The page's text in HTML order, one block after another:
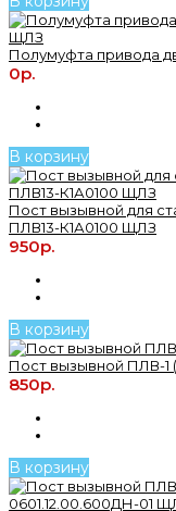
Полумуфта привода
0р.
В корзину
Пост вызывной для
ПЛВ13-К1А0100 ЩЛЗ
950р.
В корзину
Пост вызывной ПЛВ-1
850р.
В корзину